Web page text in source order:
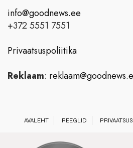
info@goodnews.ee
+372 5551 7551
Privaatsuspoliitika
Reklaam:
AVALEHT REEGLID